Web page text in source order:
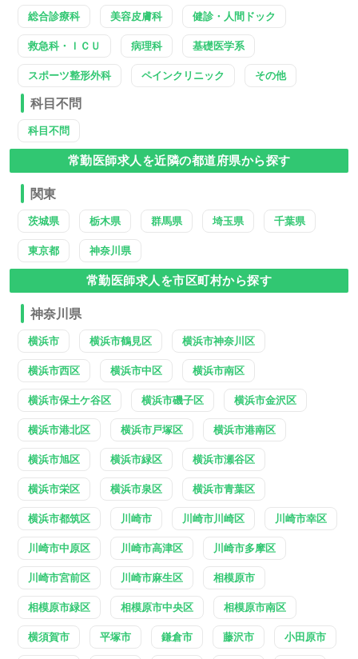
総合診療科 美容皮膚科 健診・人間ドック
救急科・ＩＣＵ 病理科 基礎医学系
スポーツ整形外科 ペインクリニック その他
科目不問
科目不問
常勤医師求人を近隣の都道府県から探す
関東
茨城県 栃木県 群馬県 埼玉県 千葉県
東京都 神奈川県
常勤医師求人を市区町村から探す
神奈川県
横浜市 横浜市鶴見区 横浜市神奈川区
横浜市西区 横浜市中区 横浜市南区
横浜市保土ケ谷区 横浜市磯子区 横浜市金沢区
横浜市港北区 横浜市戸塚区 横浜市港南区
横浜市旭区 横浜市緑区 横浜市瀬谷区
横浜市栄区 横浜市泉区 横浜市青葉区
横浜市都筑区 川崎市 川崎市川崎区 川崎市幸区
川崎市中原区 川崎市高津区 川崎市多摩区
川崎市宮前区 川崎市麻生区 相模原市
相模原市緑区 相模原市中央区 相模原市南区
横須賀市 平塚市 鎌倉市 藤沢市 小田原市